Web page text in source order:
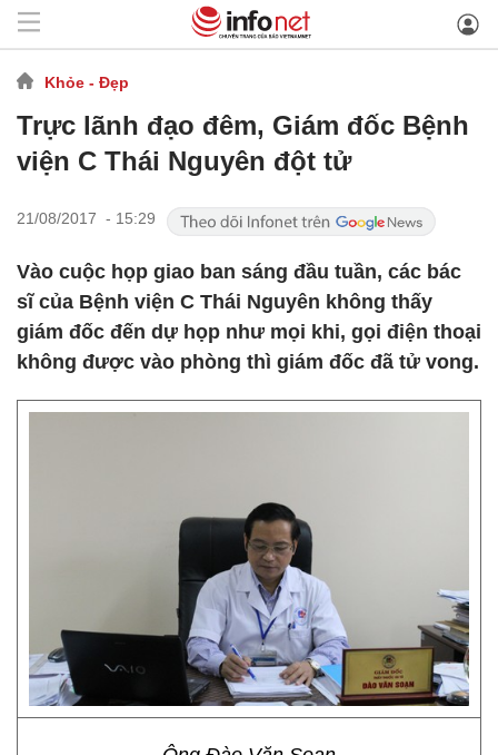
Khỏe - Đẹp
Trực lãnh đạo đêm, Giám đốc Bệnh
viện C Thái Nguyên đột tử
21/08/2017 - 15:29
Vào cuộc họp giao ban sáng đầu tuần, các bác
sĩ của Bệnh viện C Thái Nguyên không thấy
giám đốc đến dự họp như mọi khi, gọi điện thoại
không được vào phòng thì giám đốc đã tử vong.